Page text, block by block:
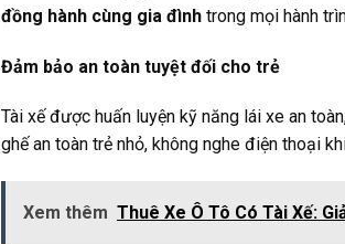
đồng hành cùng gia đình trong mọi hành
Đảm bảo an toàn tuyệt đối cho trẻ
Tài xế được huấn luyện kỹ năng lái xe an
ghế an toàn trẻ nhỏ, không nghe điện thoại
Xem thêm Thuê Xe Ô Tô Có Tài Xế: